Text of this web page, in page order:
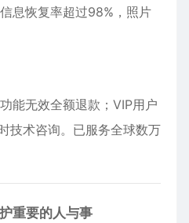
息恢复率超过98%，照片
能无效全额退款；VIP用户
技术咨询。已服务全球数万
重要的人与事